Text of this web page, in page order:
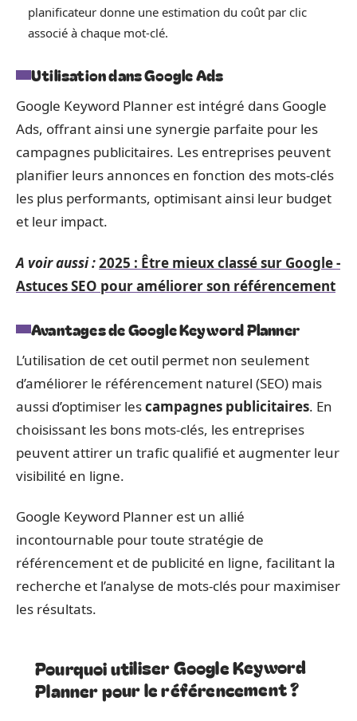
planificateur donne une estimation du coût par clic
associé à chaque mot-clé.
Utilisation dans Google Ads
Google Keyword Planner est intégré dans Google
Ads, offrant ainsi une synergie parfaite pour les
campagnes publicitaires. Les entreprises peuvent
planifier leurs annonces en fonction des mots-clés
les plus performants, optimisant ainsi leur budget
et leur impact.
A voir aussi :2025 : Être mieux classé sur Google -
Astuces SEO pour améliorer son référencement
Avantages de Google Keyword Planner
L’utilisation de cet outil permet non seulement
d’améliorer le référencement naturel (SEO) mais
aussi d’optimiser lescampagnes publicitaires. En
choisissant les bons mots-clés, les entreprises
peuvent attirer un trafic qualifié et augmenter leur
visibilité en ligne.
Google Keyword Planner est un allié
incontournable pour toute stratégie de
référencement et de publicité en ligne, facilitant la
recherche et l’analyse de mots-clés pour maximiser
les résultats.
Pourquoi utiliser Google Keyword
Planner pour le référencement ?